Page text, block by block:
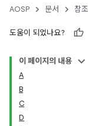
AOSP 문서 참조
도움이 되었나요?
이 페이지의 내용
A
B
C
D